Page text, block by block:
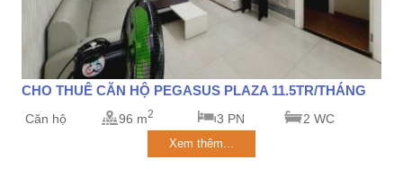
CHO THUÊ CĂN HỘ PEGASUS PLAZA 11.5TR/THÁNG
Căn hộ 96 m2 3 PN 2 WC
Xem thêm...